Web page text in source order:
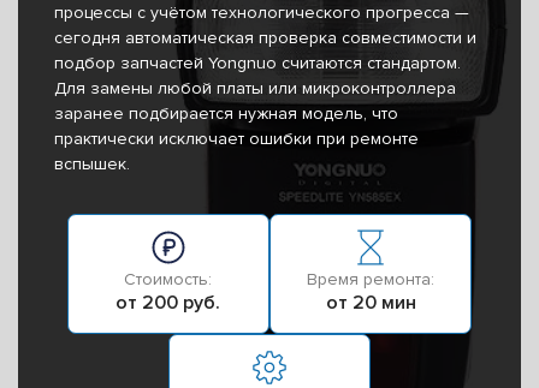
процессы с учётом технологического прогресса —
сегодня автоматическая проверка совместимости и
подбор запчастей Yongnuo считаются стандартом.
Для замены любой платы или микроконтроллера
заранее подбирается нужная модель, что
практически исключает ошибки при ремонте
вспышек.
Стоимость:
от 200 руб.
Время ремонта:
от 20 мин